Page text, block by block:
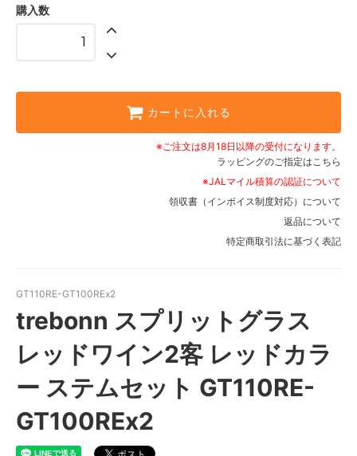
購入数
カートに入れる
※ご注文は8月18日以降の受付になります。
ラッピングのご指定はこちら
※JALマイル積算の認証について
領収書（インボイス制度対応）について
返品について
特定商取引法に基づく表記
GT110RE-GT100REx2
trebonn スプリットグラス
レッドワイン2客 レッドカラ
ー ステムセット GT110RE-
GT100REx2